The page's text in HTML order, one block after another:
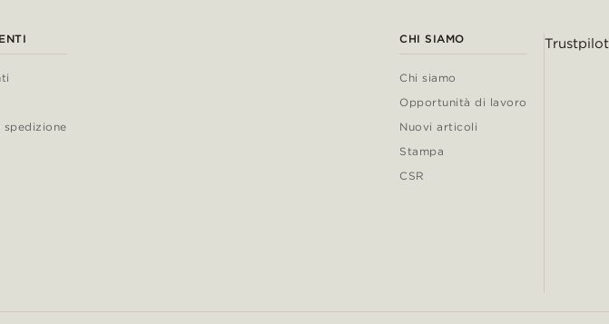
CHI SIAMO
Chi siamo
Opportunità di lavoro
Nuovi articoli
Stampa
CSR
Trustpilot